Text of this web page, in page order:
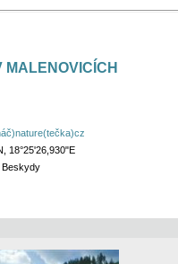
MALENOVICÍCH
18°25'26,930"E
Beskydy